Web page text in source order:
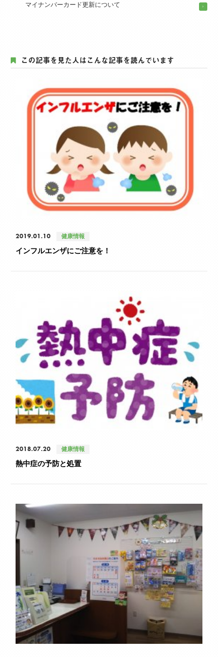
マイナンバーカード更新について
この記事を見た人はこんな記事を読んでいます
2019.01.10 健康情報
インフルエンザにご注意を！
2018.07.20 健康情報
熱中症の予防と処置